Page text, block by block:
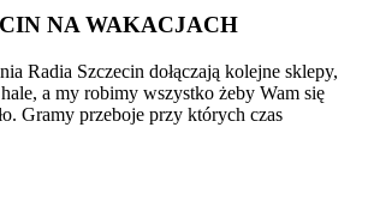
NA WAKACJACH
Radia Szczecin dołączają kolejne sklepy,
a my robimy wszystko żeby Wam się
Gramy przeboje przy których czas